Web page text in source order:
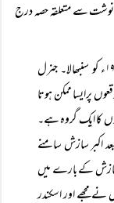
سے متعلقہ حصہ درج
’’میں نے کمانڈر انچیف کا منصب ۱۷ جنوری ۱۹۵۱ء کو سنبھالا۔ جنرل
پرایسا ممکن ہوتا
کا ایک گروہ ہے۔
اکبر سازش سامنے
کے بارے میں
نے مجھے اور اسکندر